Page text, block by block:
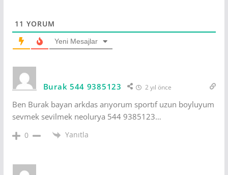
11 YORUM
Yeni Mesajlar
Burak 544 9385123 2 yıl önce
Ben Burak bayan arkdas arıyorum sportıf uzun boyluyum
sevmek sevilmek neolurya 544 9385123…
0 Yanıtla